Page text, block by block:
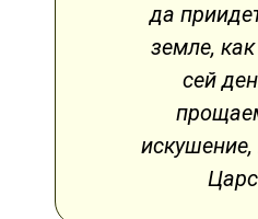
да
земле,
сей
искушение,